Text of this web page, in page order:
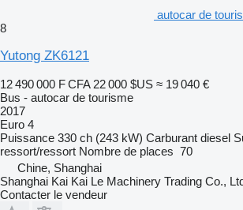
autocar de
8
Yutong ZK6121
12 490 000 F CFA 22 000 $US ≈ 19 040 €
Bus - autocar de tourisme
2017
Euro 4
Puissance 330 ch (243 kW) Carburant diesel
ressort/ressort Nombre de places 70
Chine, Shanghai
Shanghai Kai Kai Le Machinery Trading Co.,
Contacter le vendeur